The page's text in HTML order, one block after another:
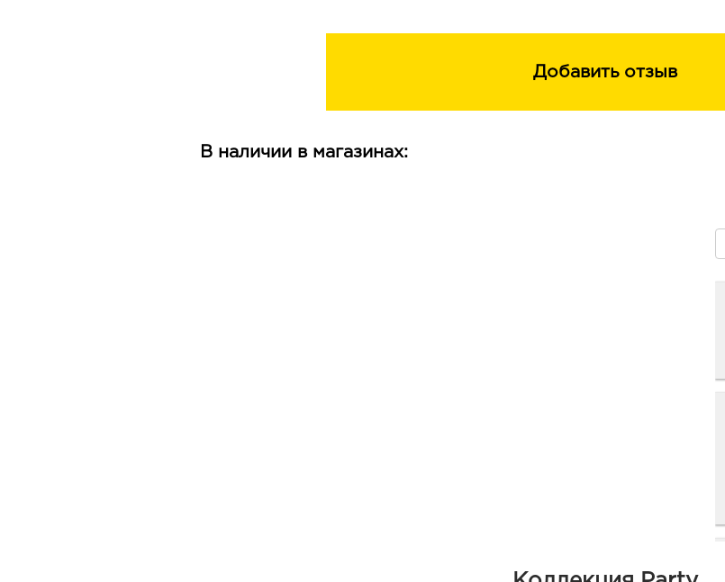
Добавить отзыв
В наличии в магазинах: